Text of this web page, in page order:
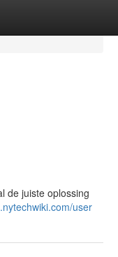
de juiste oplossing
user